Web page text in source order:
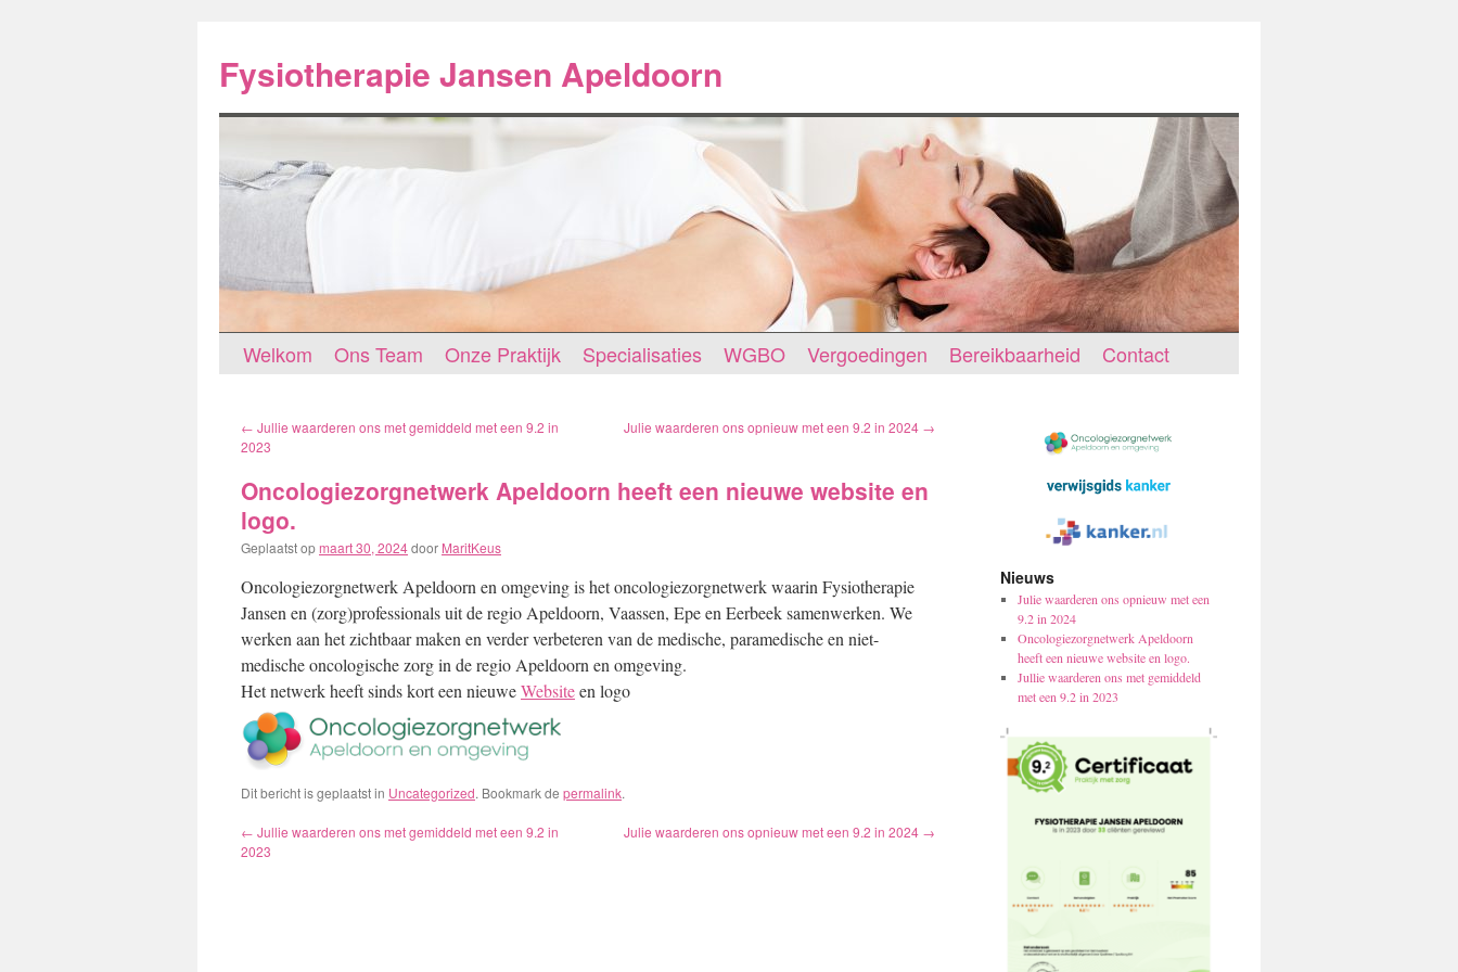
inhoudFysiotherapie Jansen Apeldoorn
Welkom Ons Team Onze Praktijk Specialisaties WGBO Vergoedingen Bereikbaarheid Contact
← Jullie waarderen ons met gemiddeld met een 9.2 in
2023
Julie waarderen ons opnieuw met een 9.2 in 2024 →
Oncologiezorgnetwerk Apeldoorn heeft een nieuwe website en
logo.
Geplaatst opmaart 30, 2024door MaritKeus
Oncologiezorgnetwerk Apeldoorn en omgeving is het oncologiezorgnetwerk waarin Fysiotherapie
Jansen en (zorg)professionals uit de regio Apeldoorn, Vaassen, Epe en Eerbeek samenwerken. We
werken aan het zichtbaar maken en verder verbeteren van de medische, paramedische en niet-
medische oncologische zorg in de regio Apeldoorn en omgeving.
Het netwerk heeft sinds kort een nieuweWebsiteen logo
Dit bericht is geplaatst in Uncategorized. Bookmark de permalink.
← Jullie waarderen ons met gemiddeld met een 9.2 in
2023
Julie waarderen ons opnieuw met een 9.2 in 2024 →
Nieuws
Julie waarderen ons opnieuw met een
9.2 in 2024
Oncologiezorgnetwerk Apeldoorn
heeft een nieuwe website en logo.
Jullie waarderen ons met gemiddeld
met een 9.2 in 2023